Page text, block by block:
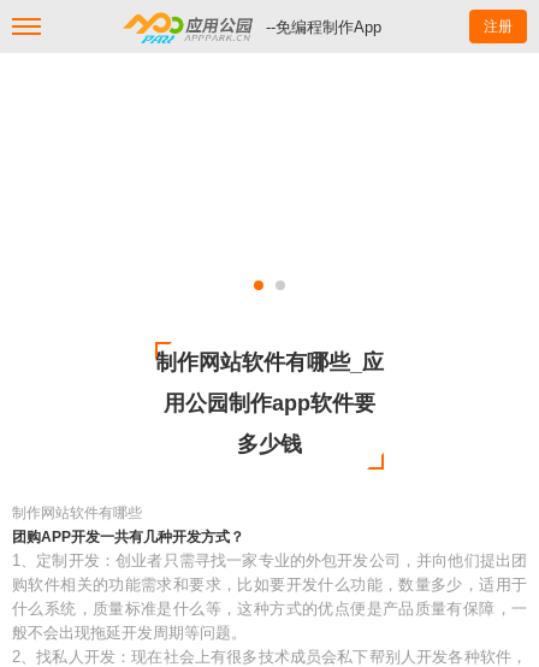
--免编程制作App 注册
制作网站软件有哪些_应
用公园制作app软件要
多少钱
制作网站软件有哪些
团购APP开发一共有几种开发方式？
1、定制开发：创业者只需寻找一家专业的外包开发公司，并向他们提出团
购软件相关的功能需求和要求，比如要开发什么功能，数量多少，适用于
什么系统，质量标准是什么等，这种方式的优点便是产品质量有保障，一
般不会出现拖延开发周期等问题。
2、找私人开发：现在社会上有很多技术成员会私下帮别人开发各种软件，